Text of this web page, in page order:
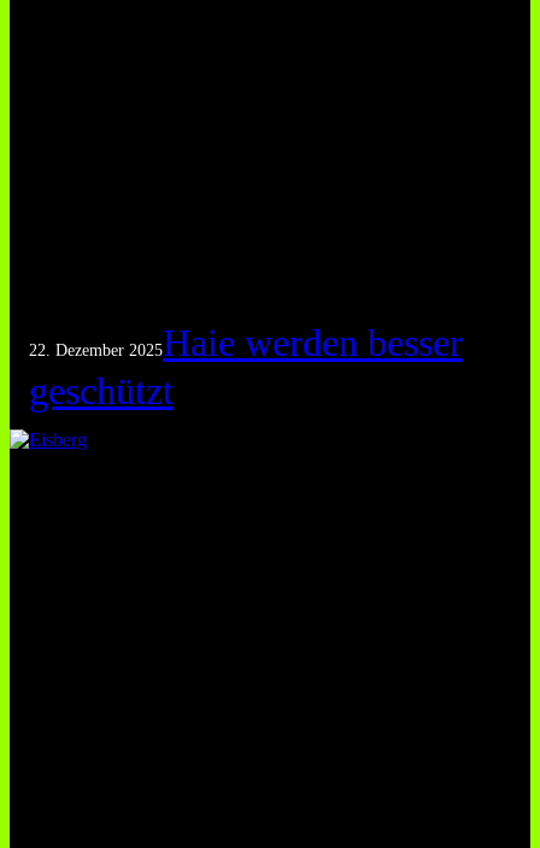
22. Dezember 2025Haie werden besser
geschützt